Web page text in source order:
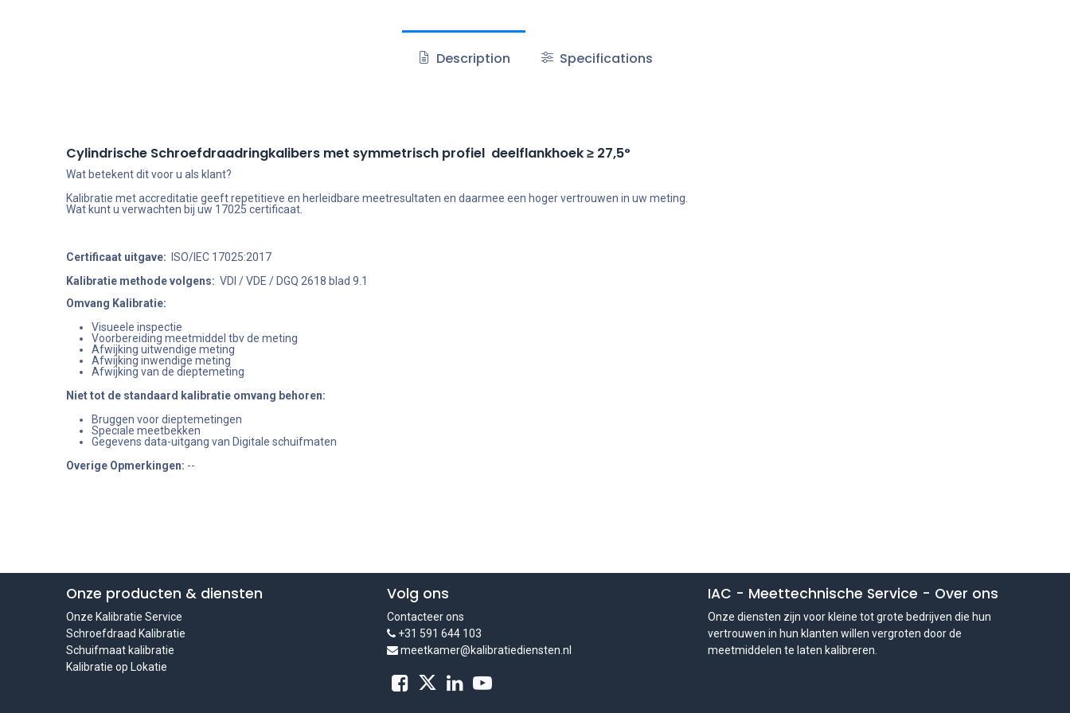
Description Specifications
Cylindrische Schroefdraadringkalibers met symmetrisch profiel deelflankhoek ≥ 27,5°
Wat betekent dit voor u als klant?
Kalibratie met accreditatie geeft repetitieve en herleidbare meetresultaten en daarmee een hoger vertrouwen in uw meting.
Wat kunt u verwachten bij uw 17025 certificaat.
Certificaat uitgave: ISO/IEC 17025:2017
Kalibratie methode volgens: VDI / VDE / DGQ 2618 blad 9.1
Omvang Kalibratie:
Visueele inspectie
Voorbereiding meetmiddel tbv de meting
Afwijking uitwendige meting
Afwijking inwendige meting
Afwijking van de dieptemeting
Niet tot de standaard kalibratie omvang behoren:
Bruggen voor dieptemetingen
Speciale meetbekken
Gegevens data-uitgang van Digitale schuifmaten
Overige Opmerkingen: --
Onze producten & diensten
Onze Kalibratie Service
Schroefdraad Kalibratie
Schuifmaat kalibratie
Kalibratie op Lokatie
Volg ons
Contacteer ons
+31 591 644 103
meetkamer@kalibratiediensten.nl
IAC - Meettechnische Service - Over ons
Onze diensten zijn voor kleine tot grote bedrijven die hun
vertrouwen in hun klanten willen vergroten door de
meetmiddelen te laten kalibreren.